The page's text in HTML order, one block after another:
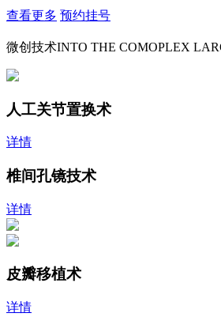
查看更多 预约挂号
微创技术INTO THE COMOPLEX
人工关节置换术
详情
椎间孔镜技术
详情
皮瓣移植术
详情